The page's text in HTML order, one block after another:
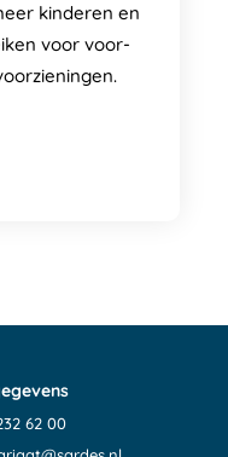
kinderen en
voor voor-
62 00